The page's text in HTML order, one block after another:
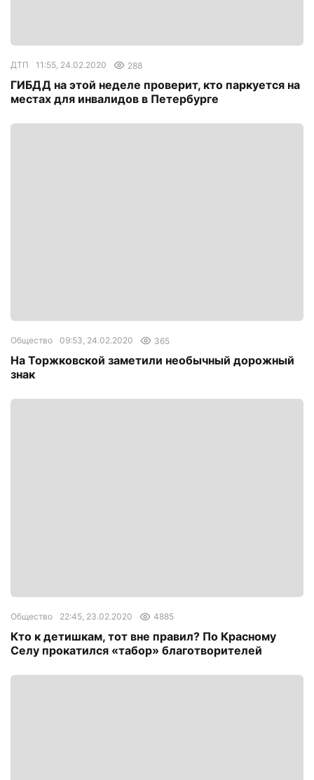
ДТП 11:55, 24.02.2020 288
ГИБДД на этой неделе проверит, кто паркуется на
местах для инвалидов в Петербурге
Общество 09:53, 24.02.2020 365
На Торжковской заметили необычный дорожный
знак
Общество 22:45, 23.02.2020 4885
Кто к детишкам, тот вне правил? По Красному
Селу прокатился «табор» благотворителей